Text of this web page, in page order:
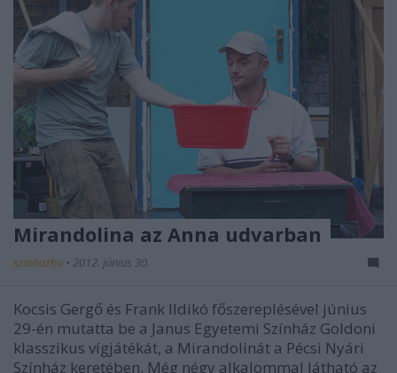
Mirandolina az Anna udvarban
szinhazhu • 2012. június 30.
Kocsis Gergő és Frank Ildikó főszereplésével június
29-én mutatta be a Janus Egyetemi Színház Goldoni
klasszikus vígjátékát, a Mirandolinát a Pécsi Nyári
Színház keretében. Még négy alkalommal látható az